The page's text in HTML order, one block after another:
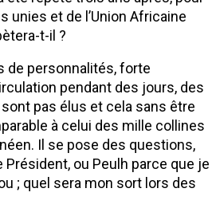
unies et de l’Union Africaine
t-il ?
de personnalités, forte
pendant des jours, des
pas élus et cela sans être
à celui des mille collines
Il se pose des questions,
ou Peulh parce que je
; quel sera mon sort lors des